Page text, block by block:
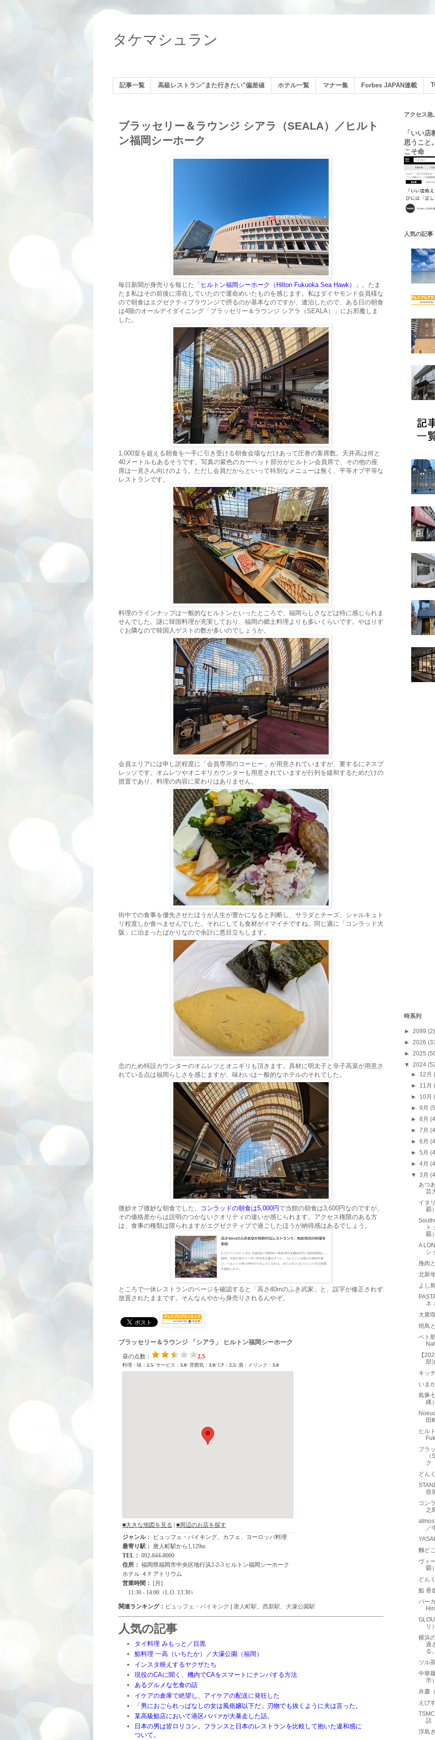
タケマシュラン
記事一覧 高級レストラン"また行きたい"偏差値 ホテル一覧 マナー集 Forbes JAPAN連載
ブラッセリー＆ラウンジ シアラ（SEALA）／ヒルト
ン福岡シーホーク
毎日新聞が身売りを報じた 「ヒルトン福岡シーホーク（Hilton Fukuoka Sea Hawk）」 。たま
たま私はその前後に滞在していたので運命めいたものを感じます。私はダイヤモンド会員様な
ので朝食はエグゼクティブラウンジで摂るのが基本なのですが、連泊したので、ある日の朝食
は4階のオールデイダイニング「ブラッセリー＆ラウンジ シアラ（SEALA）」にお邪魔しま
した。
1,000室を超える朝食を一手に引き受ける朝食会場なだけあって圧巻の客席数。天井高は何と
40メートルもあるそうです。写真の紫色のカーペット部分がヒルトン会員席で、その他の座
席は一見さん向けのよう。ただし会員だからといって特別なメニューは無く、平等オブ平等な
レストランです。
料理のラインナップは一般的なヒルトンといったところで、福岡らしさなどは特に感じられま
せんでした。謎に韓国料理が充実しており、福岡の郷土料理よりも多いくらいです。やはりす
ぐお隣なので韓国人ゲストの数が多いのでしょうか。
会員エリアには申し訳程度に「会員専用のコーヒー」が用意されていますが、要するにネスプ
レッソです。オムレツやオニギリカウンターも用意されていますが行列を緩和するためだけの
措置であり、料理の内容に変わりはありません。
街中での食事を優先させたほうが人生が豊かになると判断し、サラダとチーズ、シャルキュト
リ程度しか食べませんでした。それにしても食材がイマイチですね。同じ週に 「コンラッド大
阪」 に泊まったばかりなので余計に悪目立ちします。
念のため特設カウンターのオムレツとオニギリも頂きます。具材に明太子と辛子高菜が用意さ
れている点は福岡らしさを感じますが、味わいは一般的なホテルのそれでした。
微妙オブ微妙な朝食でした。 コンラッドの朝食は5,000円 で当館の朝食は3,600円なのですが、
その価格差からは説明のつかないクオリティの違いが感じられます。アクセス権限のある方
は、食事の種類は限られますがエグゼクティブで過ごしたほうが納得感はあるでしょう。
ところで一休レストランのページを確認すると「高さ40mのふき武家」と、誤字が修正されず
放置されたままです。そんなんやから身売りされるんやぞ。
ブラッセリー＆ラウンジ 「シアラ」 ヒルトン福岡シーホーク
関連ランキング： ビュッフェ・バイキング 唐人町駅、 西新駅、 大濠公園駅
人気の記事
タイ料理 みもっと／目黒
鮨料理 一高（いちたか）／大濠公園（福岡）
インスタ映えするヤクザたち
現役のCAに聞く、機内でCAをスマートにナンパする方法
あるグルメな乞食の話
イケアの倉庫で絶望し、アイケアの配送に発狂した
「男におごられっぱなしの女は風俗嬢以下だ」刃物でも抜くように夫は言った。
某高級鮨店において港区ババァが大暴走した話。
日本の男は皆ロリコン。フランスと日本のレストランを比較して抱いた違和感に
ついて。
アクセス急
「いい
思うこと
こそ命
人気の記事
時系列
► 2099 (2)
► 2026
► 2025
▼ 2024
► 12月
► 11月
► 10月
►9月
►8月
►7月
►6月
►5月
►4月
▼3月
あつ
芸
イタ
覇
ト
覇
A
シ
挽肉
北新
よし
ネ
大衆
焼鳥
ベト
【
部
キッ
いま
島豚
縄
田
ヒル
ブラ
ク
どん
壺
コン
之
／
麵ど
ヴィ
覇
どん
鮨 香
バー
リ
横浜
過
る
ツル
中華
市
弁慶
えび
話
浮島